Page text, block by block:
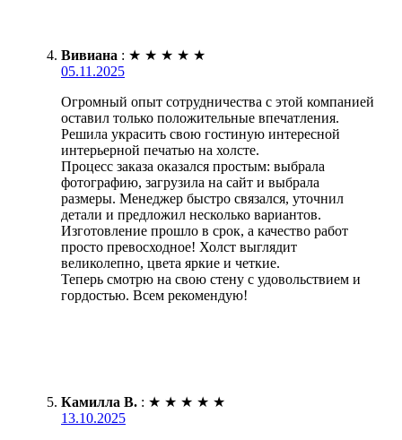
Вивиана : ★ ★ ★ ★ ★
05.11.2025
Огромный опыт сотрудничества с этой компанией
оставил только положительные впечатления.
Решила украсить свою гостиную интересной
интерьерной печатью на холсте.
Процесс заказа оказался простым: выбрала
фотографию, загрузила на сайт и выбрала
размеры. Менеджер быстро связался, уточнил
детали и предложил несколько вариантов.
Изготовление прошло в срок, а качество работ
просто превосходное! Холст выглядит
великолепно, цвета яркие и четкие.
Теперь смотрю на свою стену с удовольствием и
гордостью. Всем рекомендую!
Камилла В. : ★ ★ ★ ★ ★
13.10.2025